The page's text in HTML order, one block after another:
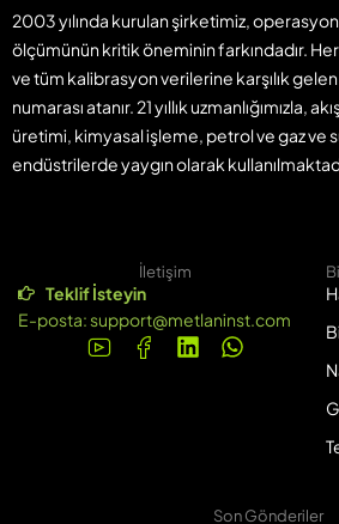
2003 yılında kurulan şirketimiz,
ölçümünün kritik öneminin farkındadır.
ve tüm kalibrasyon verilerine karşılık
numarası atanır. 21 yıllık uzmanlığımızla,
üretimi, kimyasal işleme, petrol ve gaz ve
endüstrilerde yaygın olarak
İletişim
Teklif İsteyin
E-posta:support@metlaninst.com
Son Gönderiler